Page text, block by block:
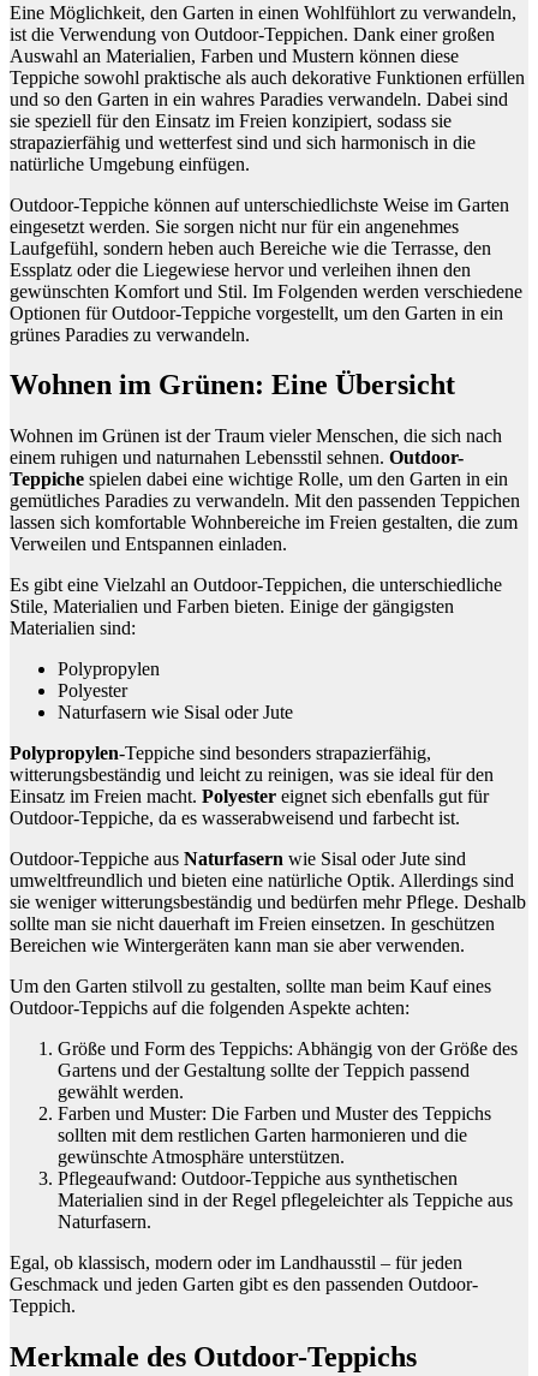
Eine Möglichkeit, den Garten in einen Wohlfühlort zu verwandeln,
ist die Verwendung von Outdoor-Teppichen. Dank einer großen
Auswahl an Materialien, Farben und Mustern können diese
Teppiche sowohl praktische als auch dekorative Funktionen erfüllen
und so den Garten in ein wahres Paradies verwandeln. Dabei sind
sie speziell für den Einsatz im Freien konzipiert, sodass sie
strapazierfähig und wetterfest sind und sich harmonisch in die
natürliche Umgebung einfügen.
Outdoor-Teppiche können auf unterschiedlichste Weise im Garten
eingesetzt werden. Sie sorgen nicht nur für ein angenehmes
Laufgefühl, sondern heben auch Bereiche wie die Terrasse, den
Essplatz oder die Liegewiese hervor und verleihen ihnen den
gewünschten Komfort und Stil. Im Folgenden werden verschiedene
Optionen für Outdoor-Teppiche vorgestellt, um den Garten in ein
grünes Paradies zu verwandeln.
Wohnen im Grünen: Eine Übersicht
Wohnen im Grünen ist der Traum vieler Menschen, die sich nach
einem ruhigen und naturnahen Lebensstil sehnen. Outdoor-
Teppiche spielen dabei eine wichtige Rolle, um den Garten in ein
gemütliches Paradies zu verwandeln. Mit den passenden Teppichen
lassen sich komfortable Wohnbereiche im Freien gestalten, die zum
Verweilen und Entspannen einladen.
Es gibt eine Vielzahl an Outdoor-Teppichen, die unterschiedliche
Stile, Materialien und Farben bieten. Einige der gängigsten
Materialien sind:
Polypropylen
Polyester
Naturfasern wie Sisal oder Jute
Polypropylen-Teppiche sind besonders strapazierfähig,
witterungsbeständig und leicht zu reinigen, was sie ideal für den
Einsatz im Freien macht. Polyester eignet sich ebenfalls gut für
Outdoor-Teppiche, da es wasserabweisend und farbecht ist.
Outdoor-Teppiche aus Naturfasern wie Sisal oder Jute sind
umweltfreundlich und bieten eine natürliche Optik. Allerdings sind
sie weniger witterungsbeständig und bedürfen mehr Pflege. Deshalb
sollte man sie nicht dauerhaft im Freien einsetzen. In geschützen
Bereichen wie Wintergeräten kann man sie aber verwenden.
Um den Garten stilvoll zu gestalten, sollte man beim Kauf eines
Outdoor-Teppichs auf die folgenden Aspekte achten:
Größe und Form des Teppichs: Abhängig von der Größe des
Gartens und der Gestaltung sollte der Teppich passend
gewählt werden.
Farben und Muster: Die Farben und Muster des Teppichs
sollten mit dem restlichen Garten harmonieren und die
gewünschte Atmosphäre unterstützen.
Pflegeaufwand: Outdoor-Teppiche aus synthetischen
Materialien sind in der Regel pflegeleichter als Teppiche aus
Naturfasern.
Egal, ob klassisch, modern oder im Landhausstil – für jeden
Geschmack und jeden Garten gibt es den passenden Outdoor-
Teppich.
Merkmale des Outdoor-Teppichs